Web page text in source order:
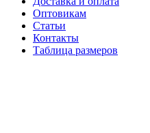
Оптовикам
Статьи
Контакты
Таблица размеров